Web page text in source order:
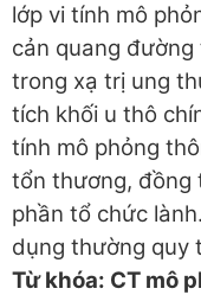
lớp vi tính mô
cản quang
trong xạ trị ung
tích khối u thô
tính mô phỏng
tổn thương, đồng
phần tổ chức
dụng thường quy
Từ khóa: CT mô